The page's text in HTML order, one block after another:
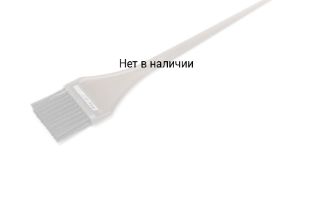
Нет в наличии